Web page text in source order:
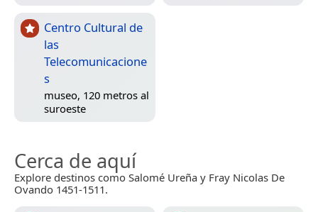
Centro Cultural de
las
Telecomunicacione
s
museo, 120 metros al
suroeste
Cerca de aquí
Explore destinos como Salomé Ureña y Fray Nicolas De
Ovando 1451-1511.